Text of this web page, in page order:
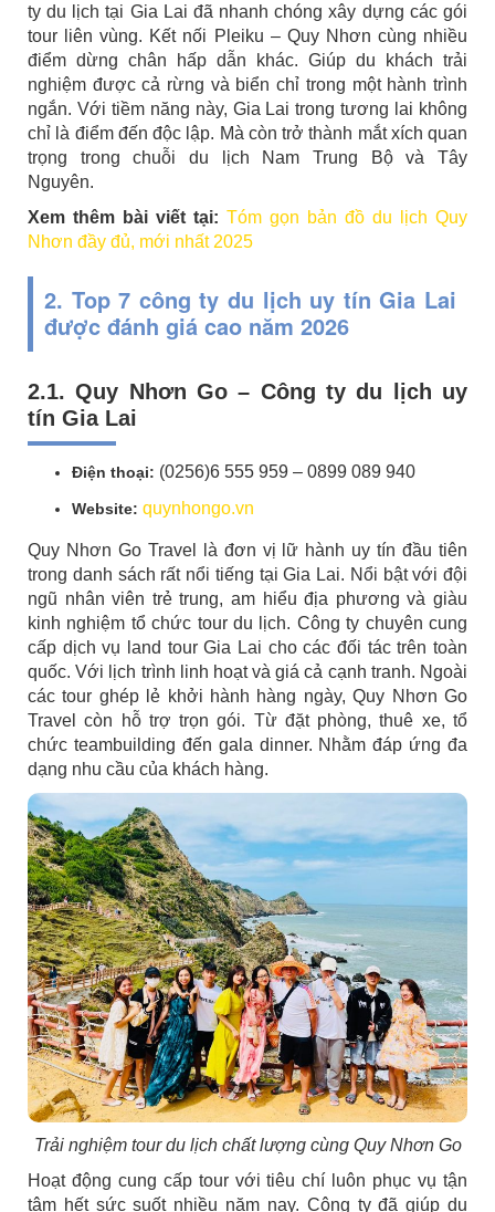
ty du lịch tại Gia Lai đã nhanh chóng xây dựng các gói
tour liên vùng. Kết nối Pleiku – Quy Nhơn cùng nhiều
điểm dừng chân hấp dẫn khác. Giúp du khách trải
nghiệm được cả rừng và biển chỉ trong một hành trình
ngắn. Với tiềm năng này, Gia Lai trong tương lai không
chỉ là điểm đến độc lập. Mà còn trở thành mắt xích quan
trọng trong chuỗi du lịch Nam Trung Bộ và Tây
Nguyên.
Xem thêm bài viết tại: Tóm gọn bản đồ du lịch Quy
Nhơn đầy đủ, mới nhất 2025
2. Top 7 công ty du lịch uy tín Gia Lai
được đánh giá cao năm 2026
2.1. Quy Nhơn Go – Công ty du lịch uy
tín Gia Lai
Điện thoại: (0256)6 555 959 – 0899 089 940
Website: quynhongo.vn
Quy Nhơn Go Travel là đơn vị lữ hành uy tín đầu tiên
trong danh sách rất nổi tiếng tại Gia Lai. Nổi bật với đội
ngũ nhân viên trẻ trung, am hiểu địa phương và giàu
kinh nghiệm tổ chức tour du lịch. Công ty chuyên cung
cấp dịch vụ land tour Gia Lai cho các đối tác trên toàn
quốc. Với lịch trình linh hoạt và giá cả cạnh tranh. Ngoài
các tour ghép lẻ khởi hành hàng ngày, Quy Nhơn Go
Travel còn hỗ trợ trọn gói. Từ đặt phòng, thuê xe, tổ
chức teambuilding đến gala dinner. Nhằm đáp ứng đa
dạng nhu cầu của khách hàng.
Trải nghiệm tour du lịch chất lượng cùng Quy Nhơn Go
Hoạt động cung cấp tour với tiêu chí luôn phục vụ tận
tâm hết sức suốt nhiều năm nay. Công ty đã giúp du